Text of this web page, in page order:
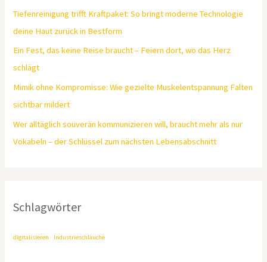
Tiefenreinigung trifft Kraftpaket: So bringt moderne Technologie
deine Haut zurück in Bestform
Ein Fest, das keine Reise braucht – Feiern dort, wo das Herz
schlägt
Mimik ohne Kompromisse: Wie gezielte Muskelentspannung Falten
sichtbar mildert
Wer alltäglich souverän kommunizieren will, braucht mehr als nur
Vokabeln – der Schlüssel zum nächsten Lebensabschnitt
Schlagwörter
digitalisieren Industrieschläuche